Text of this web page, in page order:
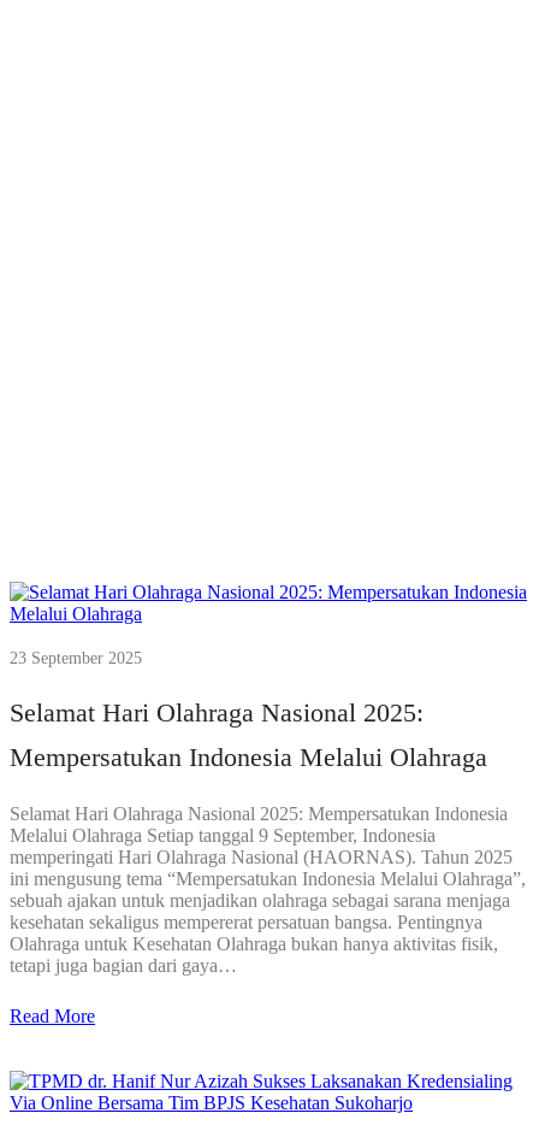
23 September 2025
Selamat Hari Olahraga Nasional 2025:
Mempersatukan Indonesia Melalui Olahraga
Selamat Hari Olahraga Nasional 2025: Mempersatukan Indonesia
Melalui Olahraga Setiap tanggal 9 September, Indonesia
memperingati Hari Olahraga Nasional (HAORNAS). Tahun 2025
ini mengusung tema “Mempersatukan Indonesia Melalui Olahraga”,
sebuah ajakan untuk menjadikan olahraga sebagai sarana menjaga
kesehatan sekaligus mempererat persatuan bangsa. Pentingnya
Olahraga untuk Kesehatan Olahraga bukan hanya aktivitas fisik,
tetapi juga bagian dari gaya…
Read More